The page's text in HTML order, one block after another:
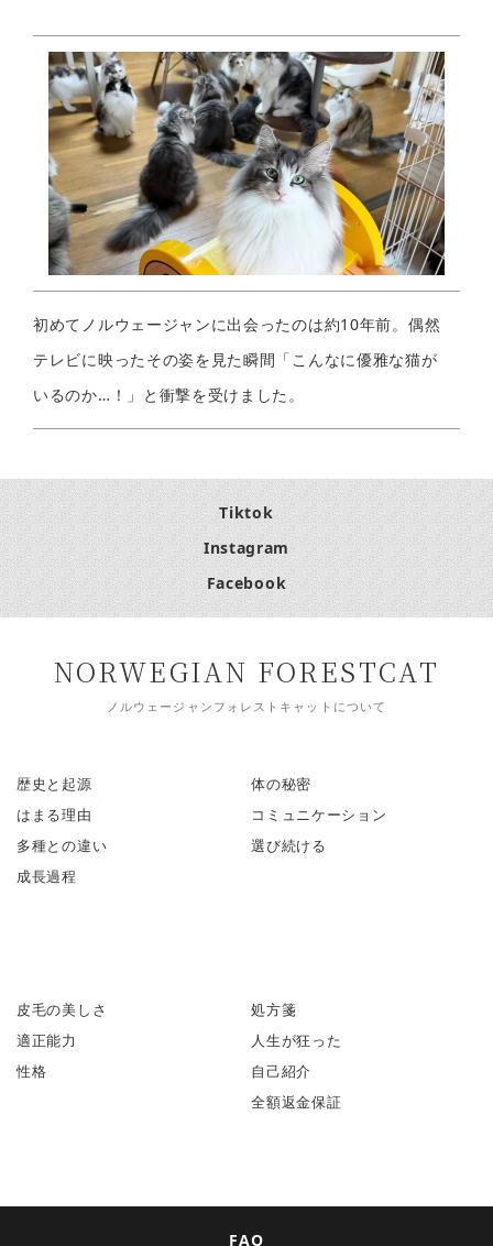
初めてノルウェージャンに出会ったのは約10年前。偶然
テレビに映ったその姿を見た瞬間「こんなに優雅な猫が
いるのか…！」と衝撃を受けました。
Tiktok
Instagram
Facebook
NORWEGIAN FORESTCAT
ノルウェージャンフォレストキャットについて
歴史と起源
はまる理由
多種との違い
成長過程
体の秘密
コミュニケーション
選び続ける
皮毛の美しさ
適正能力
性格
処方箋
人生が狂った
自己紹介
全額返金保証
FAQ